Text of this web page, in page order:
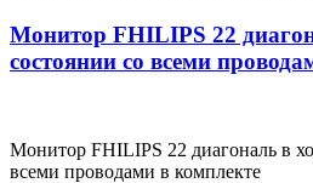
Монитор FHILIPS 22
состоянии со всеми
Монитор FHILIPS 22 диагональ в
всеми проводами в комплекте